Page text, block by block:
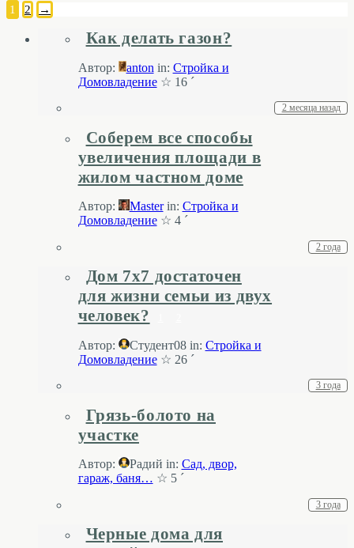
1 2 →
Как делать газон?
Автор: anton in: Стройка и
Домовладение☆ 16 ´
2 месяца назад
Соберем все способы
увеличения площади в
жилом частном доме
Автор: Master in: Стройка и
Домовладение☆ 4 ´
2 года
Дом 7х7 достаточен
для жизни семьи из двух
человек?
Автор: Студент08 in: Стройка и
Домовладение☆ 26 ´
3 года
Грязь-болото на
участке
Автор: Радий in: Cад, двор,
гараж, баня… ☆ 5 ´
3 года
Черные дома для